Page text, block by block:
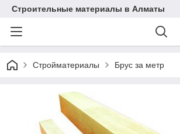
Строительные материалы в Алматы
Стройматериалы Брус за метр